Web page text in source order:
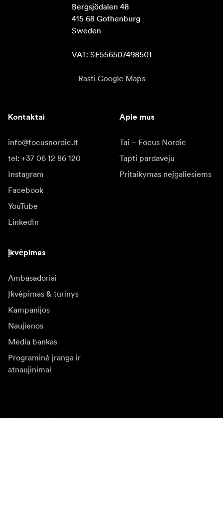
Bergsjödalen 48
415 68 Gothenburg
Sweden
VAT: SE556507498501
Rasti Google Maps
Kontaktai
info@focusnordic.lt
tel: +37 06 12 86 120
Instagram
Facebook
YouTube
LinkedIn
Apie mus
Tai – Focus Nordic
Tapti pardavėju
Pritaikymas neįgaliesiems
Įkvėpimas
Ambasadoriai
Įkvėpimas & turinys
Kampanijos
Naujienos
Media bankas
Programinė įranga ir
atnaujinimai
Naujienlaiškio prenumerata